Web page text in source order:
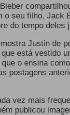
o seu filho, Jack
do tempo deles
Justin de
está vestido
o ensina
postagens
vez mais
publicou